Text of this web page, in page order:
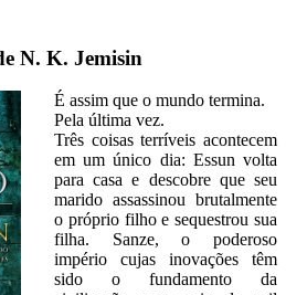
N. K. Jemisin
É assim que o mundo termina.
Pela última vez.
Três coisas terríveis acontecem
em um único dia: Essun volta
para casa e descobre que seu
marido assassinou brutalmente
o próprio filho e sequestrou sua
filha. Sanze, o poderoso
império cujas inovações têm
sido o fundamento da